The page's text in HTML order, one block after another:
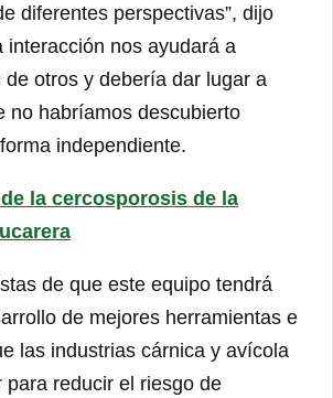
diferentes perspectivas”, dijo
interacción nos ayudará a
de otros y debería dar lugar a
no habríamos descubierto
independiente.
la cercosporosis de la
de que este equipo tendrá
de mejores herramientas e
las industrias cárnica y avícola
para reducir el riesgo de